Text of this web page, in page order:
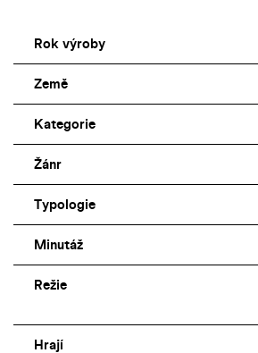
Rok výroby
Země
Kategorie
Žánr
Typologie
Minutáž
Režie
Hrají